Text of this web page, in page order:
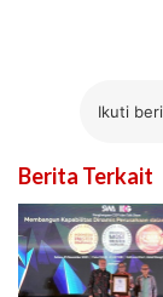
Ikuti
Berita Terkait